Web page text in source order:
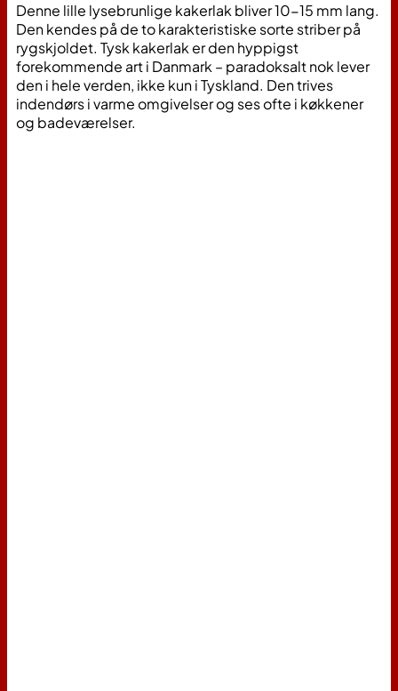
Denne lille lysebrunlige kakerlak bliver 10-15 mm lang.
Den kendes på de to karakteristiske sorte striber på
rygskjoldet. Tysk kakerlak er den hyppigst
forekommende art i Danmark​ – paradoksalt nok lever
den i hele verden, ikke kun i Tyskland. Den trives
indendørs i varme omgivelser og ses ofte i køkkener
og badeværelser.